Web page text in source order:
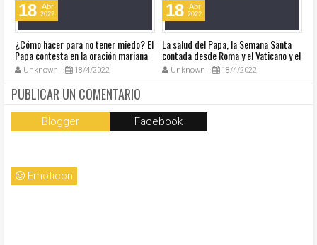
18 Abr
2022
¿Cómo hacer para no tener miedo? El
Papa contesta en la oración mariana
de este lunes en la Plaza de San
Pedro
Unknown 18/4/2022
18 Abr
2022
La salud del Papa, la Semana Santa
contada desde Roma y el Vaticano y el
resumen de noticias en audio
Unknown 18/4/2022
PUBLICAR UN COMENTARIO
Blogger Facebook
Emoticon